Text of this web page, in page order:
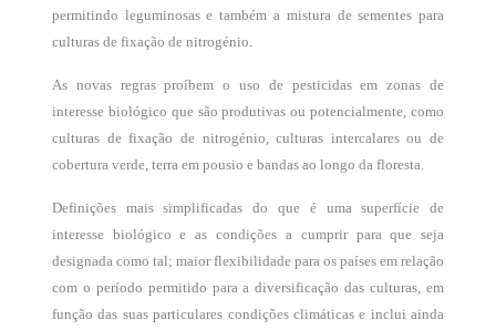
permitindo leguminosas e também a mistura de sementes para
culturas de fixação de nitrogénio.
As novas regras proíbem o uso de pesticidas em zonas de
interesse biológico que são produtivas ou potencialmente, como
culturas de fixação de nitrogénio, culturas intercalares ou de
cobertura verde, terra em pousio e bandas ao longo da floresta.
Definições mais simplificadas do que é uma superfície de
interesse biológico e as condições a cumprir para que seja
designada como tal; maior flexibilidade para os países em relação
com o período permitido para a diversificação das culturas, em
função das suas particulares condições climáticas e inclui ainda